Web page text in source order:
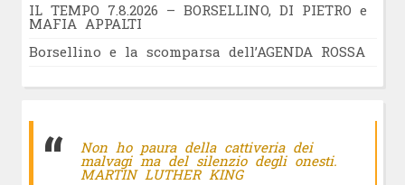
IL TEMPO 7.8.2026 – BORSELLINO, DI PIETRO e
MAFIA APPALTI
Borsellino e la scomparsa dell’AGENDA ROSSA
Non ho paura della cattiveria dei
malvagi ma del silenzio degli onesti.
MARTIN LUTHER KING